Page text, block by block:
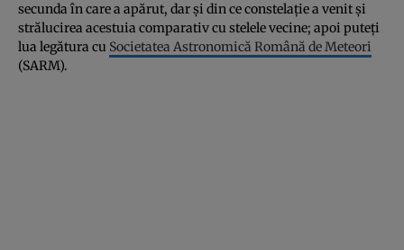
secunda în care a apărut, dar şi din ce constelaţie a venit şi
strălucirea acestuia comparativ cu stelele vecine; apoi puteţi
lua legătura cu Societatea Astronomică Română de Meteori
(SARM).